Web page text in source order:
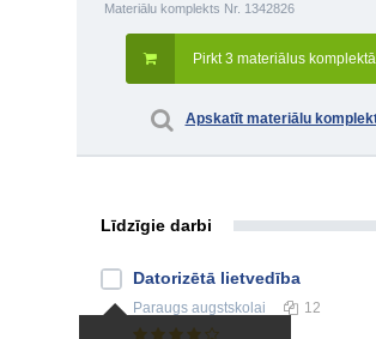
Materiālu komplekts Nr. 1342826
Pirkt 3 materiālus komplektā
Apskatīt materiālu
Līdzīgie darbi
Datorizētā lietvedība
Paraugs augstskolai 12